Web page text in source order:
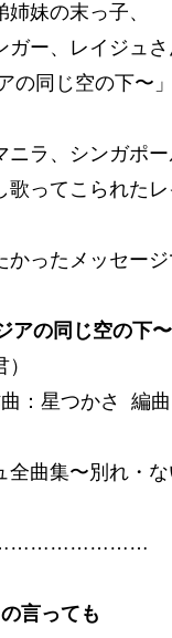
妹の末っ子、
ガー、レイジュさ
の同じ空の下〜」
ニラ、シンガポ
ってこられたレ
ったメッセージ
の同じ空の下〜
：星つかさ 編曲
全曲集〜別れ・
言っても